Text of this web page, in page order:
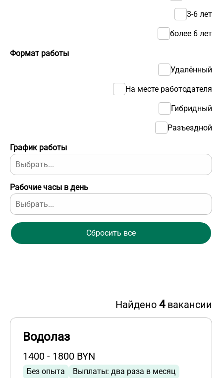
3-6 лет
более 6 лет
График работы
Рабочие часы в день
Формат работы
Удалённый
На месте работодателя
Гибридный
Разъездной
Сбросить все
Найдено 4вакансии
Водолаз
1400 - 1800 BYN
Без опыта Выплаты: два раза в месяц